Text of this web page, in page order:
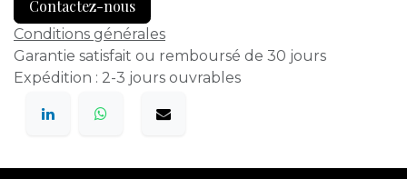
Contactez-nous
Conditions générales
Garantie satisfait ou remboursé de 30 jours
Expédition : 2-3 jours ouvrables